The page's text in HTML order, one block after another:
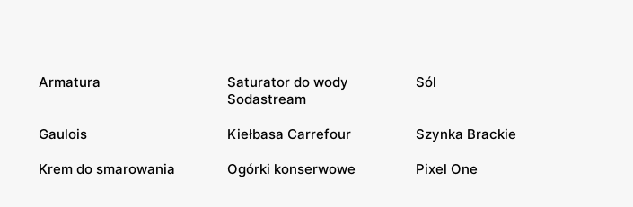
Armatura
Saturator do wody
Sodastream
Sól
Gaulois Kiełbasa Carrefour Szynka Brackie
Krem do smarowania Ogórki konserwowe Pixel One